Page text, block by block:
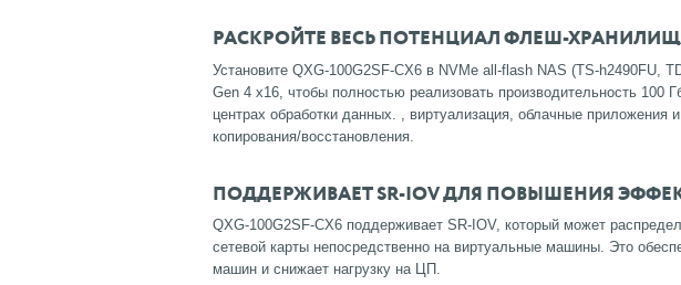
РАСКРОЙТЕ ВЕСЬ ПОТЕНЦИАЛ ФЛЕШ-
Установите QXG-100G2SF-CX6 в NVMe all-flash NAS (TS-h2490FU,
Gen 4 x16, чтобы полностью реализовать производительность 100
центрах обработки данных. , виртуализация, облачные приложения
копирования/восстановления.
ПОДДЕРЖИВАЕТ SR-IOV ДЛЯ ПОВЫШЕНИЯ
QXG-100G2SF-CX6 поддерживает SR-IOV, который может
сетевой карты непосредственно на виртуальные машины. Это
машин и снижает нагрузку на ЦП.